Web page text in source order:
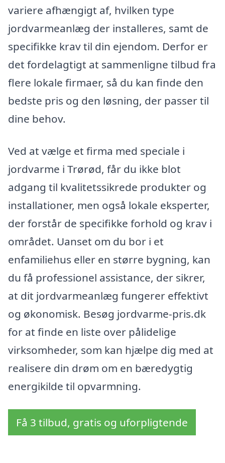
variere afhængigt af, hvilken type
jordvarmeanlæg der installeres, samt de
specifikke krav til din ejendom. Derfor er
det fordelagtigt at sammenligne tilbud fra
flere lokale firmaer, så du kan finde den
bedste pris og den løsning, der passer til
dine behov.
Ved at vælge et firma med speciale i
jordvarme i Trørød, får du ikke blot
adgang til kvalitetssikrede produkter og
installationer, men også lokale eksperter,
der forstår de specifikke forhold og krav i
området. Uanset om du bor i et
enfamiliehus eller en større bygning, kan
du få professionel assistance, der sikrer,
at dit jordvarmeanlæg fungerer effektivt
og økonomisk. Besøg jordvarme-pris.dk
for at finde en liste over pålidelige
virksomheder, som kan hjælpe dig med at
realisere din drøm om en bæredygtig
energikilde til opvarmning.
Få 3 tilbud, gratis og uforpligtende